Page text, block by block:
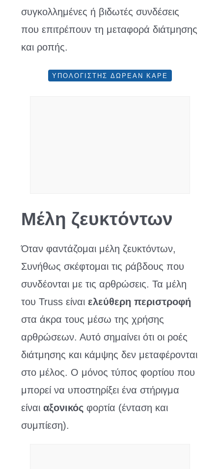
συγκολλημένες ή βιδωτές συνδέσεις
που επιτρέπουν τη μεταφορά διάτμησης
και ροπής.
ΥΠΟΛΟΓΙΣΤΉΣ ΔΩΡΕΆΝ ΚΑΡΈ
Μέλη ζευκτόντων
Όταν φαντάζομαι μέλη ζευκτόντων,
Συνήθως σκέφτομαι τις ράβδους που
συνδέονται με τις αρθρώσεις. Τα μέλη
του Truss είναι ελεύθερη περιστροφή
στα άκρα τους μέσω της χρήσης
αρθρώσεων. Αυτό σημαίνει ότι οι ροές
διάτμησης και κάμψης δεν μεταφέρονται
στο μέλος. Ο μόνος τύπος φορτίου που
μπορεί να υποστηρίξει ένα στήριγμα
είναι αξονικόςφορτία (ένταση και
συμπίεση).